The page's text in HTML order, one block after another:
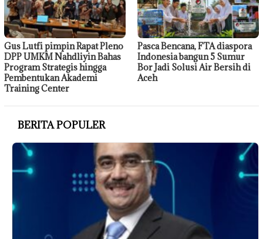
Gus Lutfi pimpin Rapat Pleno
DPP UMKM Nahdliyin Bahas
Program Strategis hingga
Pembentukan Akademi
Training Center
Pasca Bencana, FTA diaspora
Indonesia bangun 5 Sumur
Bor Jadi Solusi Air Bersih di
Aceh
BERITA POPULER